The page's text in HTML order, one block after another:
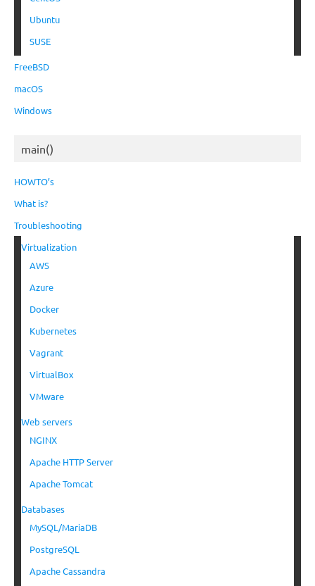
Ubuntu
SUSE
FreeBSD
macOS
Windows
main()
HOWTO’s
What is?
Troubleshooting
Virtualization
AWS
Azure
Docker
Kubernetes
Vagrant
VirtualBox
VMware
Web servers
NGINX
Apache HTTP Server
Apache Tomcat
Databases
MySQL/MariaDB
PostgreSQL
Apache Cassandra